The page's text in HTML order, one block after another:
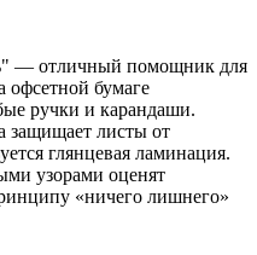
— отличный помощник для
офсетной бумаге
ручки и карандаши.
защищает листы от
глянцевая ламинация.
узорами оценят
«ничего лишнего»